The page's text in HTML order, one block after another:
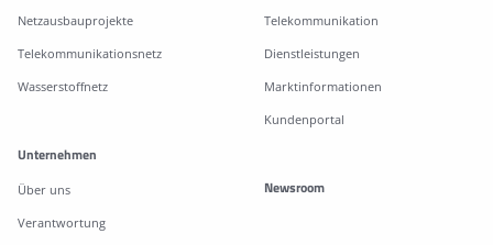
Netzausbauprojekte
Telekommunikationsnetz
Wasserstoffnetz
Telekommunikation
Dienstleistungen
Marktinformationen
Kundenportal
Unternehmen
Über uns
Verantwortung
Newsroom